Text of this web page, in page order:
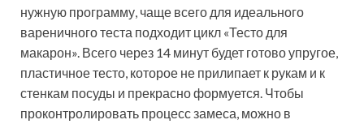
нужную программу, чаще всего для идеального
вареничного теста подходит цикл «Тесто для
макарон». Всего через 14 минут будет готово упругое,
пластичное тесто, которое не прилипает к рукам и к
стенкам посуды и прекрасно формуется. Чтобы
проконтролировать процесс замеса, можно в